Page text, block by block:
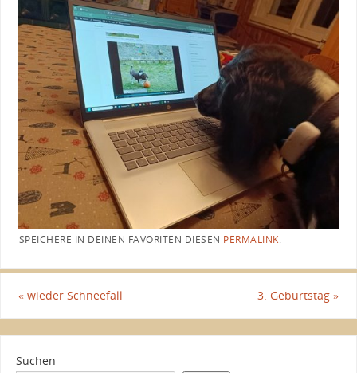
SPEICHERE IN DEINEN FAVORITEN DIESEN PERMALINK.
«wieder Schneefall 3. Geburtstag»
Suchen